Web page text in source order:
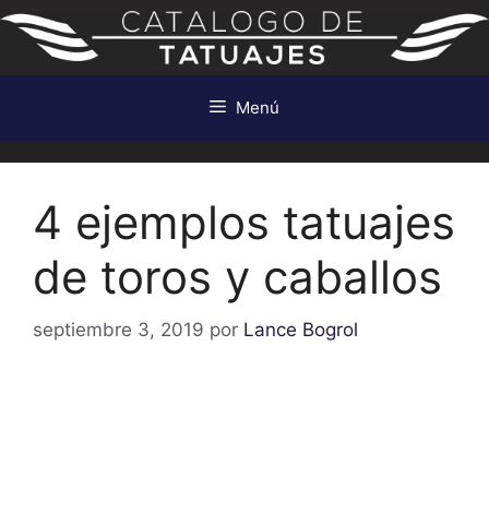
Saltar
contenido
Menú
4 ejemplos tatuajes
de toros y caballos
septiembre 3, 2019 por Lance Bogrol